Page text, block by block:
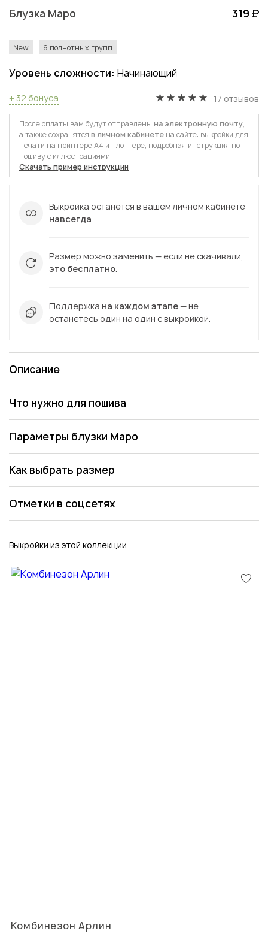
Блузка Маро 319 ₽
New 6 полнотных групп
Уровень сложности: Начинающий
+ 32 бонуса 17 отзывов
После оплаты вам будут отправлены на электронную почту,
а также сохранятся в личном кабинете на сайте: выкройки для
печати на принтере А4 и плоттере, подробная инструкция по
пошиву с иллюстрациями.
Скачать пример инструкции
Выкройка останется в вашем личном кабинете
навсегда
Размер можно заменить — если не скачивали,
это бесплатно.
Поддержка на каждом этапе — не
останетесь один на один с выкройкой.
Описание
Что нужно для пошива
Параметры блузки Маро
Как выбрать размер
Отметки в соцсетях
Выкройки из этой коллекции
Комбинезон Арлин